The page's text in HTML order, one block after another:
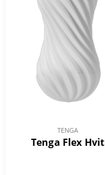
TENGA
Tenga Flex Hvit